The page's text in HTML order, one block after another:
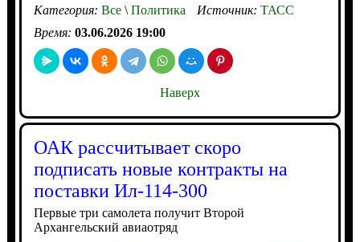
Категория: Все\Политика Источник: ТАСС
Время: 03.06.2026 19:00
Наверх
ОАК рассчитывает скоро
подписать новые контракты на
поставки Ил-114-300
Первые три самолета получит Второй
Архангельский авиаотряд